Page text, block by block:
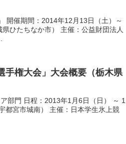
開催期間：2014年12月13日（土）～
ひたちなか市） 主催：公益財団法人
権大会」大会概要（栃木県
門 日程：2013年1月6日（日） ～ 1
都宮市城南） 主催：日本学生氷上競